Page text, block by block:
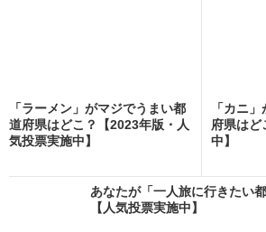
「ラーメン」がマジでうまい都
道府県はどこ？【2023年版・人
気投票実施中】
「カニ
府県はど
中】
あなたが「一人旅に行きたい
【人気投票実施中】